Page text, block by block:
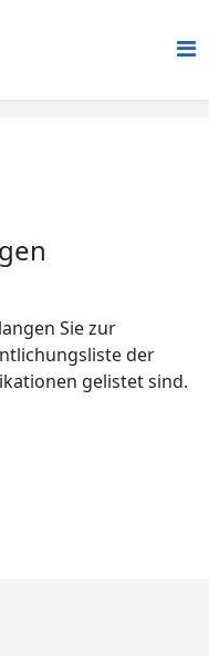
Sie zur
der
gelistet sind.